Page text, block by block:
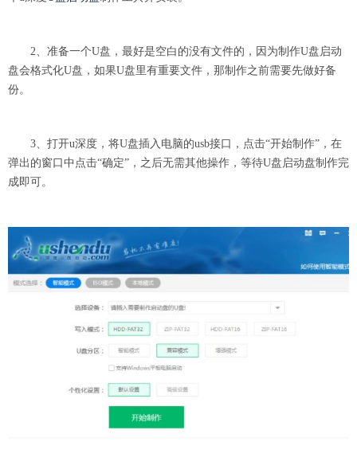
2、准备一个U盘，最好是空白的没有文件的，因为制作U盘启动
盘会格式化U盘，如果U盘里有重要文件，那制作之前需要先做好备
份。
3、打开u深度，将U盘插入电脑的usb接口，点击“开始制作”，在
弹出的窗口中点击“确定”，之后无需其他操作，等待U盘启动盘制作完
成即可。